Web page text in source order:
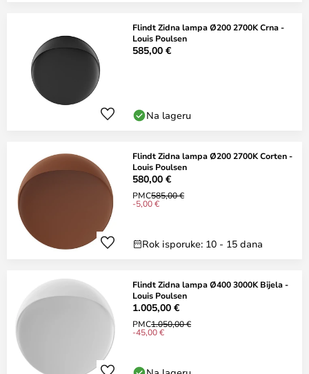
Flindt Zidna lampa Ø200 2700K Crna -
Louis Poulsen
585,00 €
Na lageru
Flindt Zidna lampa Ø200 2700K Corten -
Louis Poulsen
580,00 €
PMC585,00 €
-5,00 €
Rok isporuke: 10 - 15 dana
Flindt Zidna lampa Ø400 3000K Bijela -
Louis Poulsen
1.005,00 €
PMC1.050,00 €
-45,00 €